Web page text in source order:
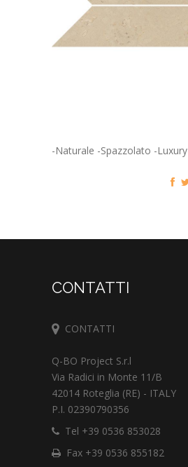
-Naturale -Spazzolato -Luxury
CONTATTI
CONTATTI
Q-BO Project S.r.l
Via Radici in Monte 11/B
42014 Roteglia (RE) - ITALY
P.I. 02390790356
Tel +39 0536 853028
Fax +39 0536 855182